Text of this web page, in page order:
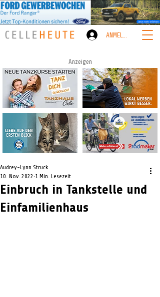
ANMELDEN
Anzeigen
Einbruch in Tankstelle und
Einfamilienhaus
Audrey-Lynn Struck
10. Nov. 2022 1 Min. Lesezeit